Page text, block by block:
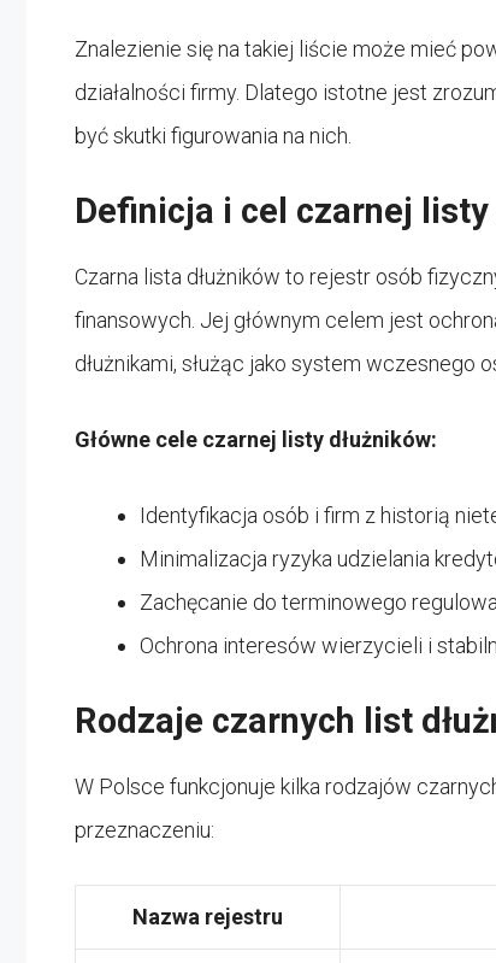
Znalezienie się na takiej liście może mieć
działalności firmy. Dlatego istotne jest
być skutki figurowania na nich.
Definicja i cel czarnej listy
Czarna lista dłużników to rejestr osób
finansowych. Jej głównym celem jest
dłużnikami, służąc jako system wczesnego
Główne cele czarnej listy dłużników:
Identyfikacja osób i firm z historią
Minimalizacja ryzyka udzielania
Zachęcanie do terminowego
Ochrona interesów wierzycieli i
Rodzaje czarnych list
W Polsce funkcjonuje kilka rodzajów
przeznaczeniu:
Nazwa rejestru